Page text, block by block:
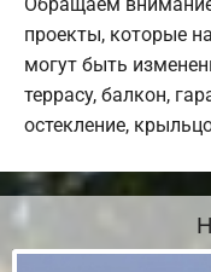
проекты, которые
могут быть
террасу, балкон,
остекление,